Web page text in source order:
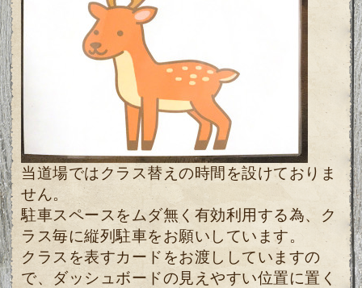
当道場ではクラス替えの時間を設けておりま
せん。
駐車スペースをムダ無く有効利用する為、ク
ラス毎に縦列駐車をお願いしています。
クラスを表すカードをお渡ししていますの
で、ダッシュボードの見えやすい位置に置く